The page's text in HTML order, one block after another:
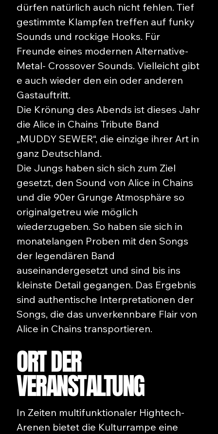
dürfen natürlich auch nicht fehlen. Tief
gestimmte Klampfen treffen auf funky
Sounds und rockige Hooks. Für
Freunde eines modernen Alternative-
Metal- Crossover Sounds. Vielleicht gibt
e auch wieder den ein oder anderen
Gastauftritt.
Die Krönung des Abends ist dieses Jahr
die Alice in Chains Tribute Band
„MUDDY SEWER“, die einzige ihrer Art in
ganz Deutschland.
Die Jungs haben sich sich zum Ziel
gesetzt, den Sound von Alice in Chains
und die 90er Grunge Atmosphäre so
originalgetreu wie möglich
wiederzugeben. So haben sie sich in
monatelangen Proben mit den Songs
der legendären Band
auseinandergesetzt und sind bis ins
kleinste Detail gegangen. Das Ergebnis
sind authentische Interpretationen der
Songs, die das unverkennbare Flair von
Alice in Chains transportieren.
ORT DER
VERANSTALTUNG
In Zeiten multifunktionaler Hightech-
Arenen bietet die Kulturrampe eine